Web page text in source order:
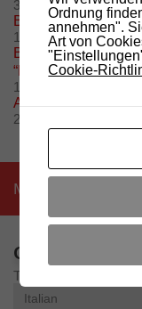
30. August @ 10:00-
Beginn
15. September @
Besuch des
“Marcello
19. September @
26. November @ 10:00
Mehr
OTHER
Translate to:
Ordnung
annehmen".
Art von
Cookie-